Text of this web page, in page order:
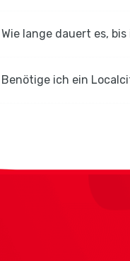
Wie lange dauert es,
Benötige ich ein